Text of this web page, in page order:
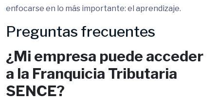
enfocarse en lo más importante: el aprendizaje.
Preguntas frecuentes
¿Mi empresa puede acceder
a la Franquicia Tributaria
SENCE?